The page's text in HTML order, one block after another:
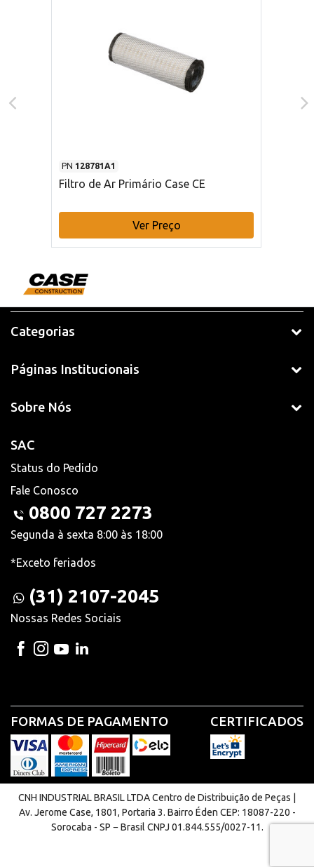
PN 128781A1
Filtro de Ar Primário Case CE
Ver Preço
Categorias
Páginas Institucionais
Sobre Nós
SAC
Status do Pedido
Fale Conosco
0800 727 2273
Segunda à sexta 8:00 às 18:00
*Exceto feriados
(31) 2107-2045
Nossas Redes Sociais
FORMAS DE PAGAMENTO CERTIFICADOS
CNH INDUSTRIAL BRASIL LTDA Centro de Distribuição de Peças |
Av. Jerome Case, 1801, Portaria 3. Bairro Éden CEP: 18087-220 -
Sorocaba - SP − Brasil CNPJ 01.844.555/0027-11.